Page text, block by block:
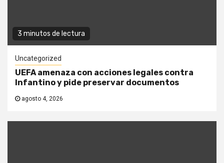
3 minutos de lectura
Uncategorized
UEFA amenaza con acciones legales contra
Infantino y pide preservar documentos
agosto 4, 2026